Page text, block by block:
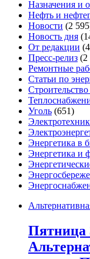
Назначения и
Нефть и
Новости (2
Новость дня
От редакции
Пресс-релиз (2
Ремонтные
Статьи по
Уголь (651)
Энергетика в
Энергетика и
Пятница